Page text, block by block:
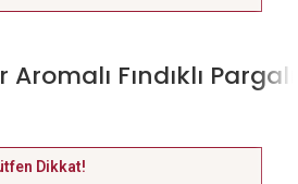
Fındıklı Pargalı
Dikkat!